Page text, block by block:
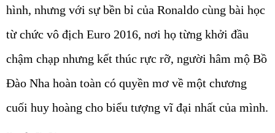
hình, nhưng với sự bền bỉ của Ronaldo cùng bài học
từ chức vô địch Euro 2016, nơi họ từng khởi đầu
chậm chạp nhưng kết thúc rực rỡ, người hâm mộ Bồ
Đào Nha hoàn toàn có quyền mơ về một chương
cuối huy hoàng cho biểu tượng vĩ đại nhất của mình.